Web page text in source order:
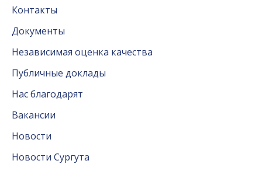
Контакты
Документы
Независимая оценка качества
Публичные доклады
Нас благодарят
Вакансии
Новости
Новости Сургута